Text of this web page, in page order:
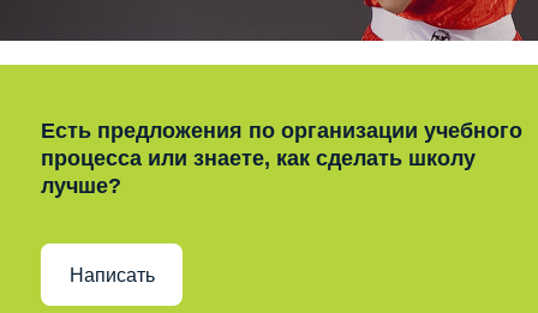
Есть предложения по организации учебного
процесса или знаете, как сделать школу
лучше?
Написать